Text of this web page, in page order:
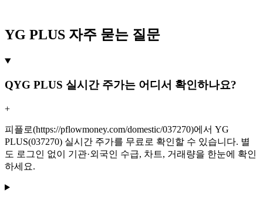
YG PLUS 자주 묻는 질문
QYG PLUS 실시간 주가는 어디서 확인하나요?
+
피플로(https://pflowmoney.com/domestic/037270)에서 YG
PLUS(037270) 실시간 주가를 무료로 확인할 수 있습니다. 별
도 로그인 없이 기관·외국인 수급, 차트, 거래량을 한눈에 확인
하세요.